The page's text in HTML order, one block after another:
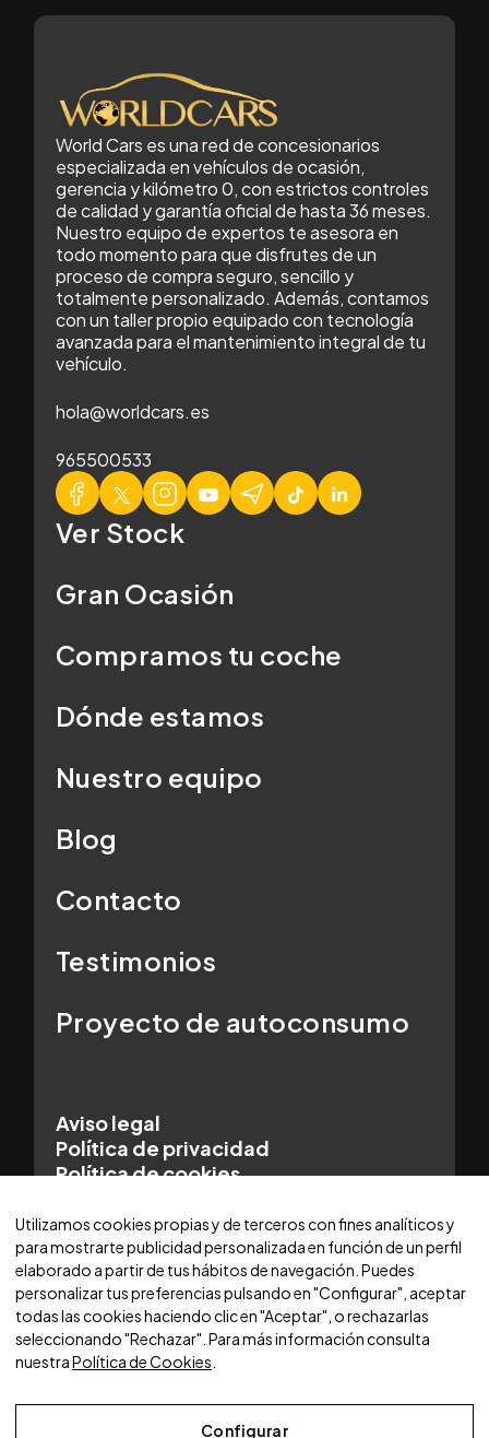
World Cars es una red de concesionarios
especializada en vehículos de ocasión,
gerencia y kilómetro 0, con estrictos controles
de calidad y garantía oficial de hasta 36 meses.
Nuestro equipo de expertos te asesora en
todo momento para que disfrutes de un
proceso de compra seguro, sencillo y
totalmente personalizado. Además, contamos
con un taller propio equipado con tecnología
avanzada para el mantenimiento integral de tu
vehículo.
hola@worldcars.es
965500533
Ver Stock
Gran Ocasión
Compramos tu coche
Dónde estamos
Nuestro equipo
Blog
Contacto
Testimonios
Proyecto de autoconsumo
Aviso legal
Política de privacidad
Política de cookies
Utilizamos cookies propias y de terceros con fines analíticos y
para mostrarte publicidad personalizada en función de un perfil
elaborado a partir de tus hábitos de navegación. Puedes
personalizar tus preferencias pulsando en "Configurar", aceptar
todas las cookies haciendo clic en "Aceptar", o rechazarlas
seleccionando "Rechazar". Para más información consulta
nuestraPolítica de Cookies
Configurar